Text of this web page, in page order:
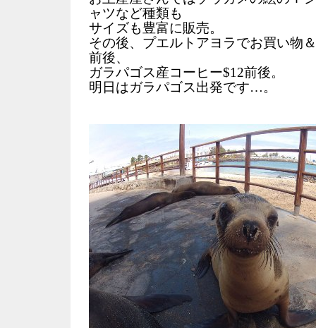
ャツなど種類も
サイズも豊富に販売。
その後、プエルトアヨラでお買い物
前後、
ガラパゴス産コーヒー$12前後。
明日はガラパゴス出発です…。